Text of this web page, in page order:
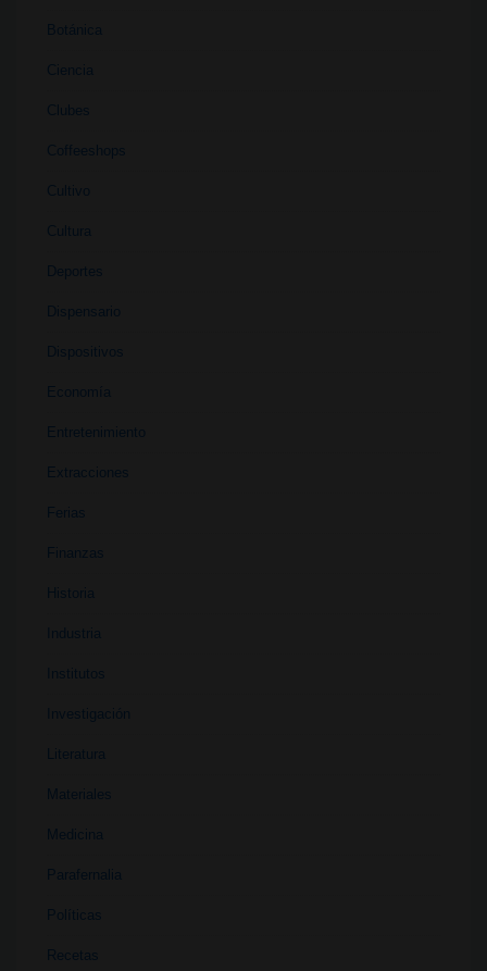
Botánica
Ciencia
Clubes
Coffeeshops
Cultivo
Cultura
Deportes
Dispensario
Dispositivos
Economía
Entretenimiento
Extracciones
Ferias
Finanzas
Historia
Industria
Institutos
Investigación
Literatura
Materiales
Medicina
Parafernalia
Políticas
Recetas